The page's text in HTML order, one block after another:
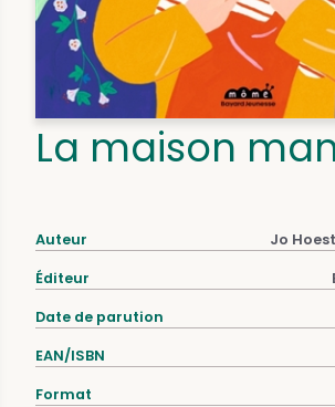
La maison
Auteur Jo
Éditeur
Date de parution
EAN/ISBN
Format